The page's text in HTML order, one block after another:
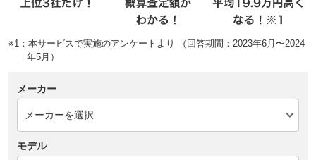
※1：本サービスで実施のアンケートより （回答期間：2023年6月〜2024
年5月）
メーカー
モデル